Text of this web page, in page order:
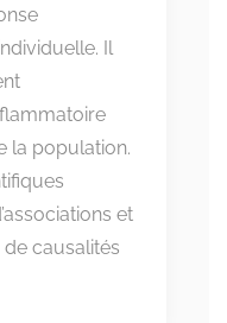
Il
la population.
et
causalités